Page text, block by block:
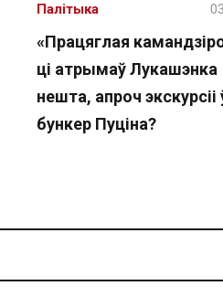
«Працяглая
ці атрымаў Лукашэнка
нешта, апроч экскурсіі
бункер Пуціна?
Палітыка